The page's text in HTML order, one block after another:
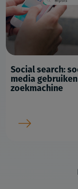
Social search:
media
zoekmachine